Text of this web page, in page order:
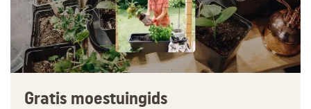
Gratis moestuingids